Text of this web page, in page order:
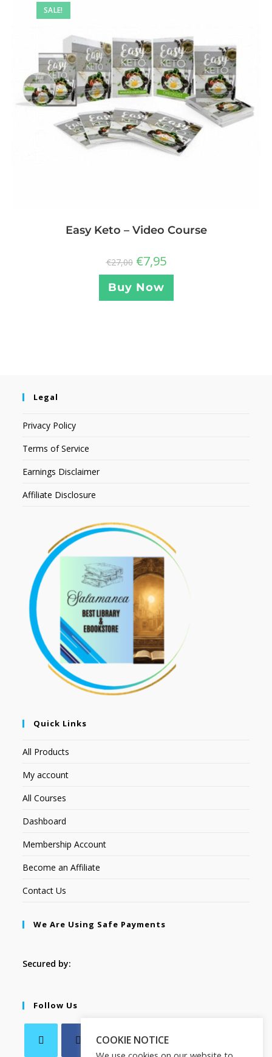
SALE!
Easy Keto – Video Course
€27,00 €7,95
Buy Now
Legal
Privacy Policy
Terms of Service
Earnings Disclaimer
Affiliate Disclosure
Quick Links
All Products
My account
All Courses
Dashboard
Membership Account
Become an Affiliate
Contact Us
We Are Using Safe Payments
Secured by:
Follow Us
COOKIE NOTICE